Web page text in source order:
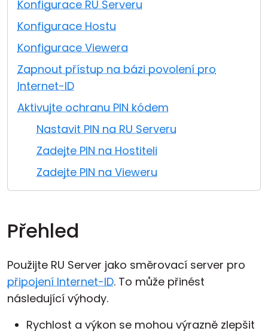
Konfigurace RU Serveru
Konfigurace Hostu
Konfigurace Viewera
Zapnout přístup na bázi povolení pro
Internet-ID
Aktivujte ochranu PIN kódem
Nastavit PIN na RU Serveru
Zadejte PIN na Hostiteli
Zadejte PIN na Vieweru
Přehled
Použijte RU Server jako směrovací server pro
připojení Internet-ID. To může přinést
následující výhody.
Rychlost a výkon se mohou výrazně zlepšit
Cloud a on-premise